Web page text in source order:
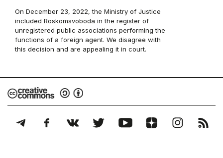
On December 23, 2022, the Ministry of Justice
included Roskomsvoboda in the register of
unregistered public associations performing the
functions of a foreign agent. We disagree with
this decision and are appealing it in court.